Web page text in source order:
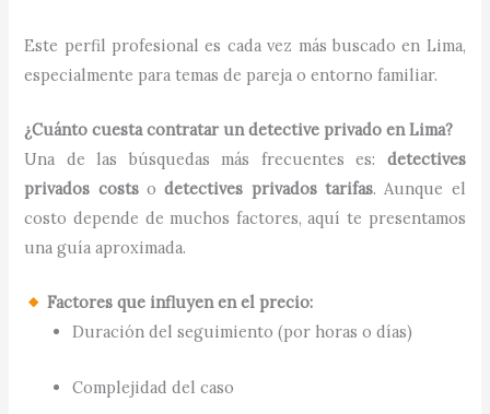
Este perfil profesional es cada vez más buscado en Lima,
especialmente para temas de pareja o entorno familiar.
¿Cuánto cuesta contratar un detective privado en Lima?
Una de las búsquedas más frecuentes es: detectives
privados costsodetectives privados tarifas. Aunque el
costo depende de muchos factores, aquí te presentamos
una guía aproximada.
Factores que influyen en el precio:
Duración del seguimiento (por horas o días)
Complejidad del caso